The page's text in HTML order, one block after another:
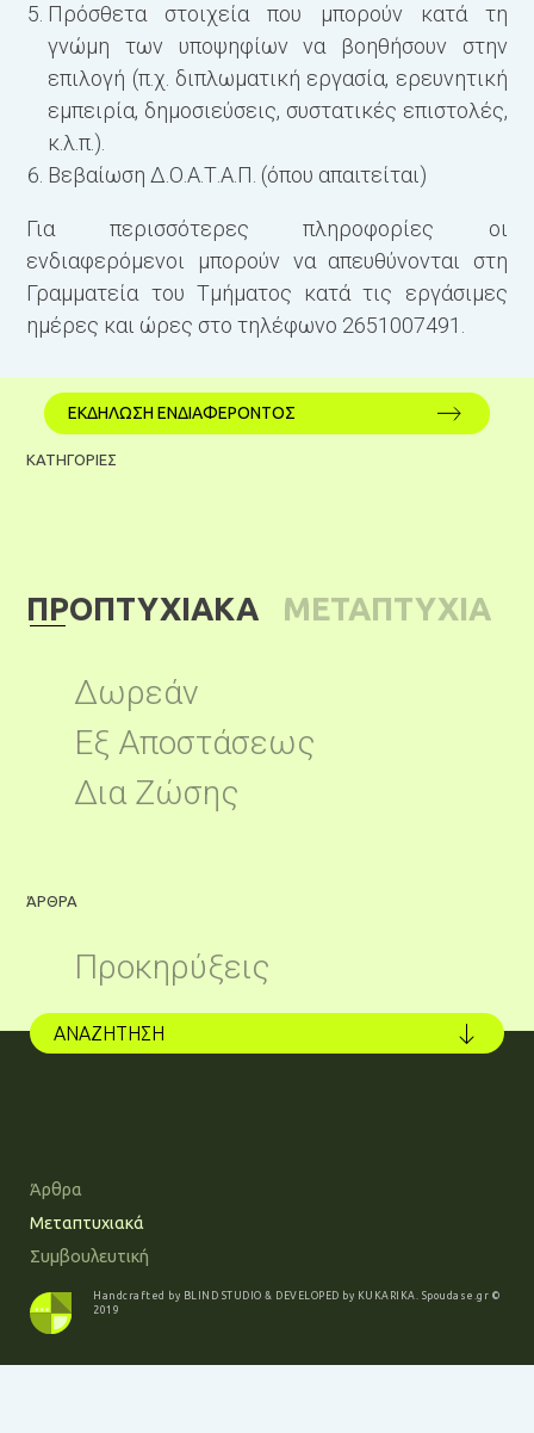
Πρόσθετα στοιχεία που μπορούν κατά τη
γνώμη των υποψηφίων να βοηθήσουν στην
επιλογή (π.χ. διπλωματική εργασία, ερευνητική
εμπειρία, δημοσιεύσεις, συστατικές επιστολές,
κ.λ.π.).
Βεβαίωση Δ.Ο.Α.Τ.Α.Π. (όπου απαιτείται)
Για περισσότερες πληροφορίες οι
ενδιαφερόμενοι μπορούν να απευθύνονται στη
Γραμματεία του Τμήματος κατά τις εργάσιμες
ημέρες και ώρες στο τηλέφωνο 2651007491.
ΕΚΔΗΛΩΣΗ ΕΝΔΙΑΦΕΡΟΝΤΟΣ
ΚΑΤΗΓΟΡΙΕΣ
ΠΡΟΠΤΥΧΙΑΚΑ
ΜΕΤΑΠΤΥΧΙΑ
Δωρεάν
Εξ Αποστάσεως
Δια Ζώσης
ΆΡΘΡΑ
Προκηρύξεις
ΑΝΑΖΗΤΗΣΗ
Άρθρα
Μεταπτυχιακά
Συμβουλευτική
Handcrafted by BLIND STUDIO & DEVELOPED by KUKARIKA. Spoudase.gr ©
2019